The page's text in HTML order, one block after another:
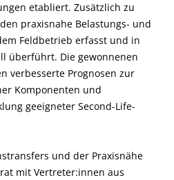
etabliert. Zusätzlich zu
praxisnahe Belastungs- und
Feldbetrieb erfasst und in
überführt. Die gewonnenen
verbesserte Prognosen zur
Komponenten und
geeigneter Second-Life-
und der Praxisnähe
mit Vertreter:innen aus